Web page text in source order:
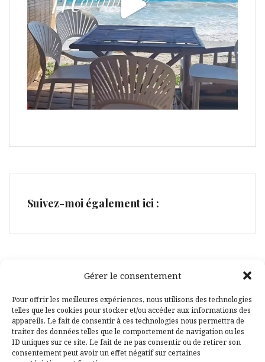
Gérer le consentement
Pour offrir les meilleures expériences, nous utilisons des technologies
telles que les cookies pour stocker et/ou accéder aux informations des
appareils. Le fait de consentir à ces technologies nous permettra de
traiter des données telles que le comportement de navigation ou les
ID uniques sur ce site. Le fait de ne pas consentir ou de retirer son
consentement peut avoir un effet négatif sur certaines
Suivez-moi également ici :
Facebook
Pinterest